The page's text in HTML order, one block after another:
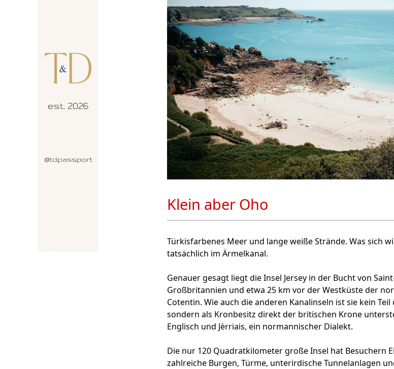
Klein aber Oho
Türkisfarbenes Meer und lange weiße Strände. Was sich
tatsächlich im Ärmelkanal.
Genauer gesagt liegt die Insel Jersey in der Bucht von
Großbritannien und etwa 25 km vor der Westküste der
Cotentin. Wie auch die anderen Kanalinseln ist sie kein
sondern als Kronbesitz direkt der britischen Krone
Englisch und Jèrriais, ein normannischer Dialekt.
Die nur 120 Quadratkilometer große Insel hat Besuchern
zahlreiche Burgen, Türme, unterirdische Tunnelanlagen